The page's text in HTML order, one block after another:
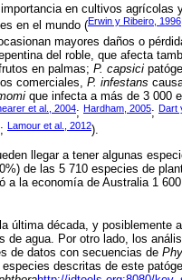
en cultivos agrícolas
en el mundo (Erwin y Ribeiro, 1996
mayores daños o
del roble, que afecta
en palmas; P. capsici
comerciales, P. infestans
que infecta a más de 3 000
et al., 2004; Hardham, 2005; Dart
; Lamour et al., 2012).
llegar a tener algunas
de las 5 710 especies de
a la economía de Australia 1
última década, y posiblemente
de agua. Por otro lado, los
de datos con secuencias de
descritas de este